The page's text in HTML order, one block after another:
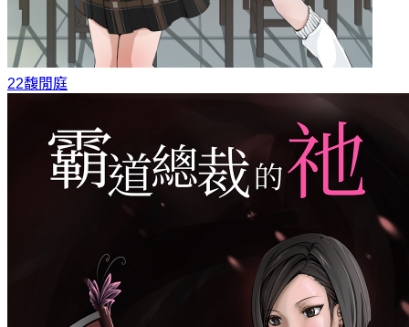
22馥閒庭